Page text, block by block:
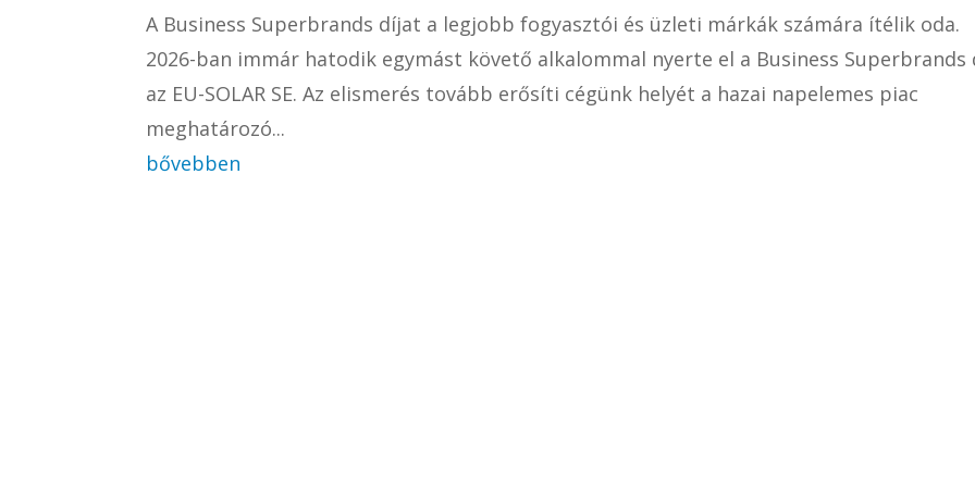
A Business Superbrands díjat a legjobb fogyasztói és üzleti márkák számára ítélik oda.
2026-ban immár hatodik egymást követő alkalommal nyerte el a Business Superbrands
az EU-SOLAR SE. Az elismerés tovább erősíti cégünk helyét a hazai napelemes piac
meghatározó...
bővebben